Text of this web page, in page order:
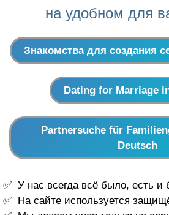
на удобном для
Знакомства для создания
Dating for Marriage
Partnersuche für
Deutsch
У нас всегда всё было, есть и
На сайте используется